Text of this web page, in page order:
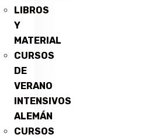
LIBROS
Y
MATERIAL
CURSOS
DE
VERANO
INTENSIVOS
ALEMÁN
CURSOS